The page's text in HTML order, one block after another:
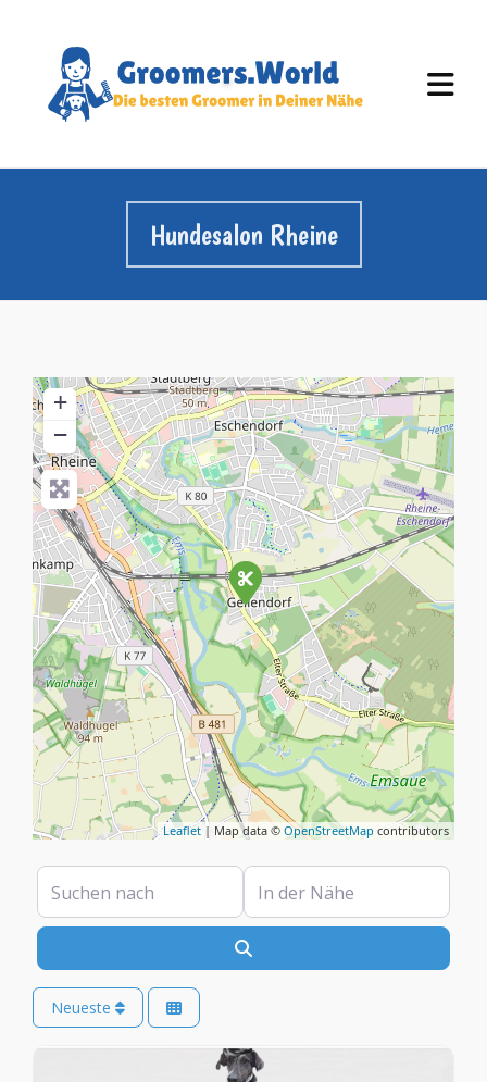
Hundesalon Rheine
+
−
Leaflet | Map data © OpenStreetMap contributors
Suchen nach In der Nähe
Neueste